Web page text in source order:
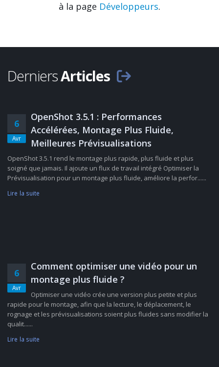
à la page Développeurs.
DerniersArticles
6
Avr
OpenShot 3.5.1 : Performances
Accélérées, Montage Plus Fluide,
Meilleures Prévisualisations
OpenShot 3.5.1 rend le montage plus rapide, plus fluide et plus
soigné que jamais. Il ajoute un flux de travail intégré Optimiser la
Prévisualisation pour un montage plus fluide, améliore la perfor......
Lire la suite
6
Avr
Comment optimiser une vidéo pour un
montage plus fluide ?
Optimiser une vidéo crée une version plus petite et plus
rapide pour le montage, afin que la lecture, le déplacement, le
rognage et les prévisualisations soient plus fluides sans modifier la
qualit......
Lire la suite